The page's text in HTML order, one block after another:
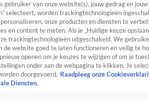
gebruiker van onze website(s), jouw gedrag en
selecteert, worden trackingtechnologieën
onze producten en diensten te
en content te meten. Als je „Huidige keuze
trackingtechnologieën uitgeschakeld. We
de website goed te laten functioneren en veilig te
openen om je keuzes te wijzigen of om je
onder aan de webpagina te klikken. Je
doorgevoerd. Raadpleeg onze
Diensten.